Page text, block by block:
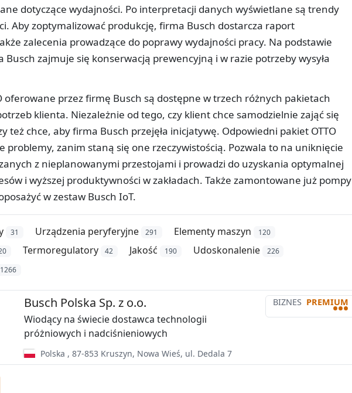
dotyczące wydajności. Po interpretacji danych wyświetlane są trendy
Aby zoptymalizować produkcję, firma Busch dostarcza raport
zalecenia prowadzące do poprawy wydajności pracy. Na podstawie
zajmuje się konserwacją prewencyjną i w razie potrzeby wysyła
oferowane przez firmę Busch są dostępne w trzech różnych pakietach
klienta. Niezależnie od tego, czy klient chce samodzielnie zająć się
też chce, aby firma Busch przejęła inicjatywę. Odpowiedni pakiet OTTO
problemy, zanim staną się one rzeczywistością. Pozwala to na uniknięcie
z nieplanowanymi przestojami i prowadzi do uzyskania optymalnej
i wyższej produktywności w zakładach. Także zamontowane już pompy
w zestaw Busch IoT.
31 Urządzenia peryferyjne 291 Elementy maszyn 120
Termoregulatory 42 Jakość 190 Udoskonalenie 226
1266
BIZNES PREMIUM
•••
Busch Polska Sp. z o.o.
Wiodący na świecie dostawca technologii
próżniowych i nadciśnieniowych
Polska , 87-853 Kruszyn, Nowa Wieś, ul. Dedala 7